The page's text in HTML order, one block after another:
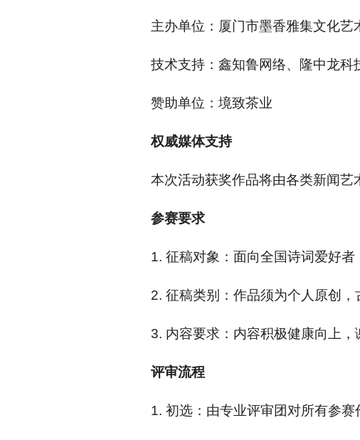
主办单位：厦门市墨香雅集文化艺
技术支持：鑫知鲁网络、隆中龙科
赞助单位：境致茶业
权威媒体支持
本次活动获奖作品将由各类新闻艺
参赛要求
1. 征稿对象：面向全国诗词爱好者
2. 征稿类别：作品须为个人原创，
3. 内容要求：内容积极健康向上
评审流程
1. 初选：由专业评审团对所有参赛